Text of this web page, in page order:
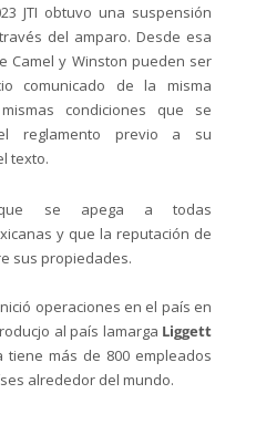
JTI obtuvo una suspensión
del amparo. Desde esa
Camel y Winston pueden ser
comunicado de la misma
condiciones que se
reglamento previo a su
texto.
se apega a todas
y que la reputación de
sus propiedades.
operaciones en el país en
al país lamarga Liggett
tiene más de 800 empleados
alrededor del mundo.